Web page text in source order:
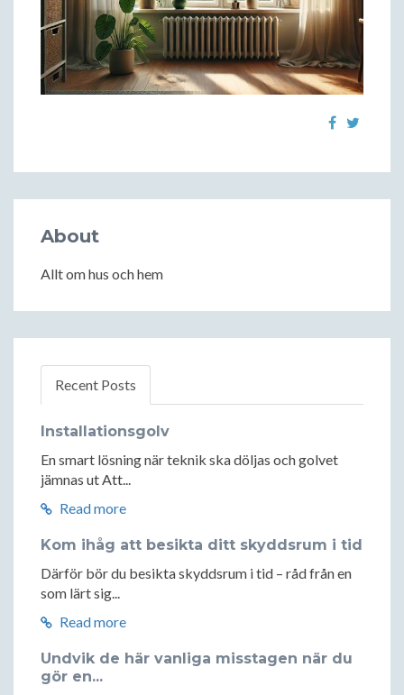
About
Allt om hus och hem
Recent Posts
Installationsgolv
En smart lösning när teknik ska döljas och golvet
jämnas ut Att...
Read more
Kom ihåg att besikta ditt skyddsrum i tid
Därför bör du besikta skyddsrum i tid – råd från en
som lärt sig...
Read more
Undvik de här vanliga misstagen när du
gör en...